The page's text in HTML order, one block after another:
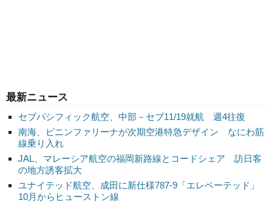
最新ニュース
セブパシフィック航空、中部－セブ11/19就航 週4往復
南海、ピニンファリーナが次期空港特急デザイン なにわ筋
線乗り入れ
JAL、マレーシア航空の福岡新路線とコードシェア 訪日客
の地方誘客拡大
ユナイテッド航空、成田に新仕様787-9「エレベーテッド」
10月からヒューストン線